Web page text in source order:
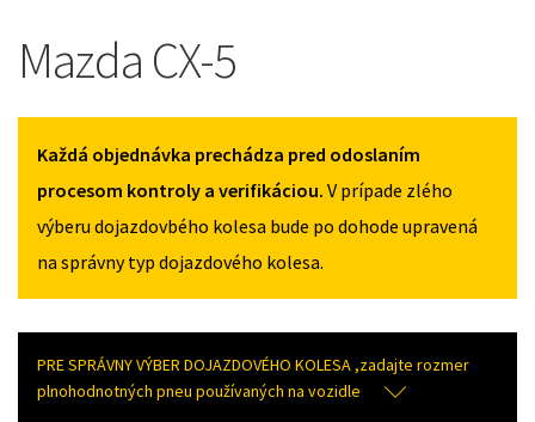
Mazda CX-5
Každá objednávka prechádza pred odoslaním
procesom kontroly a verifikáciou. V prípade zlého
výberu dojazdovbého kolesa bude po dohode upravená
na správny typ dojazdového kolesa.
PRE SPRÁVNY VÝBER DOJAZDOVÉHO KOLESA ,zadajte rozmer
plnohodnotných pneu používaných na vozidle